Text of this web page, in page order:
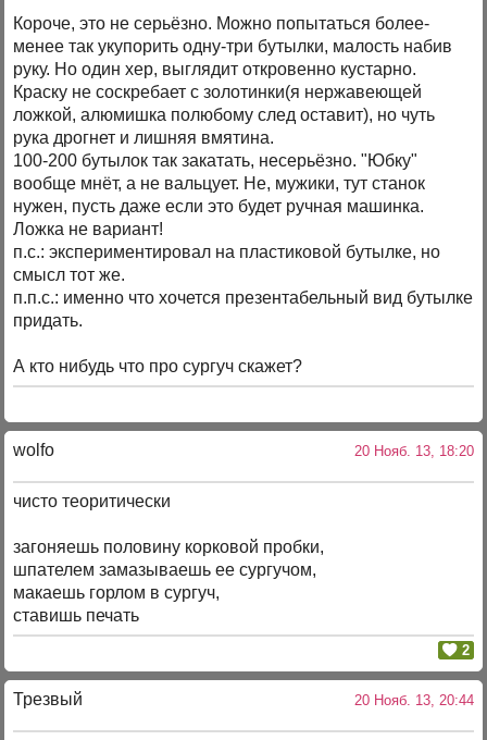
Короче, это не серьёзно. Можно попытаться более-
менее так укупорить одну-три бутылки, малость набив
руку. Но один хер, выглядит откровенно кустарно.
Краску не соскребает с золотинки(я нержавеющей
ложкой, алюмишка полюбому след оставит), но чуть
рука дрогнет и лишняя вмятина.
100-200 бутылок так закатать, несерьёзно. "Юбку"
вообще мнёт, а не вальцует. Не, мужики, тут станок
нужен, пусть даже если это будет ручная машинка.
Ложка не вариант!
п.с.: экспериментировал на пластиковой бутылке, но
смысл тот же.
п.п.с.: именно что хочется презентабельный вид бутылке
придать.
А кто нибудь что про сургуч скажет?
wolfo 20 Нояб. 13, 18:20
чисто теоритически
загоняешь половину корковой пробки,
шпателем замазываешь ее сургучом,
макаешь горлом в сургуч,
ставишь печать
2
Трезвый 20 Нояб. 13, 20:44